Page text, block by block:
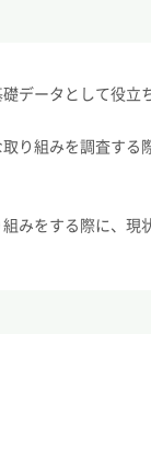
データとして役立
り組みを調査する
をする際に、現